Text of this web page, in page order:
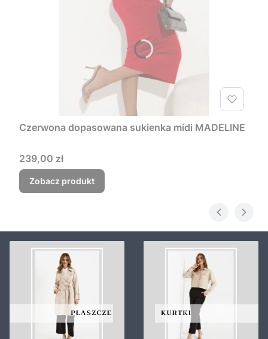
Czerwona dopasowana sukienka midi MADELINE
Cena
239,00 zł
Zobacz produkt